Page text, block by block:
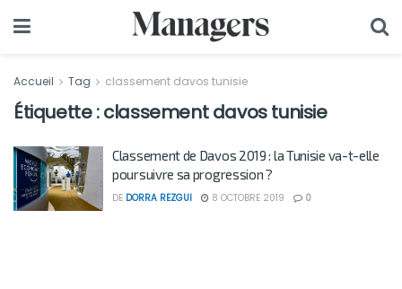
Accueil Tag classement davos tunisie
Étiquette :classement davos tunisie
Classement de Davos 2019 : la Tunisie va-t-elle
poursuivre sa progression ?
DE DORRA REZGUI 8 OCTOBRE 2019 0